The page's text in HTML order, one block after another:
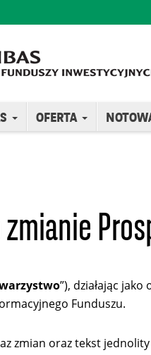
OFERTA
”), działając jako
Funduszu.
zmian oraz tekst